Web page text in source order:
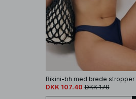
Bikini-bh med brede stropper
DKK 107.40 DKK 179